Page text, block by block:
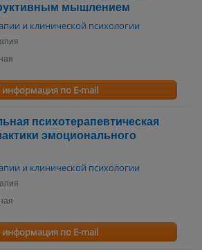
мышлением
и клинической психологии
информация по E-mail
психотерапевтическая
эмоционального
и клинической психологии
информация по E-mail